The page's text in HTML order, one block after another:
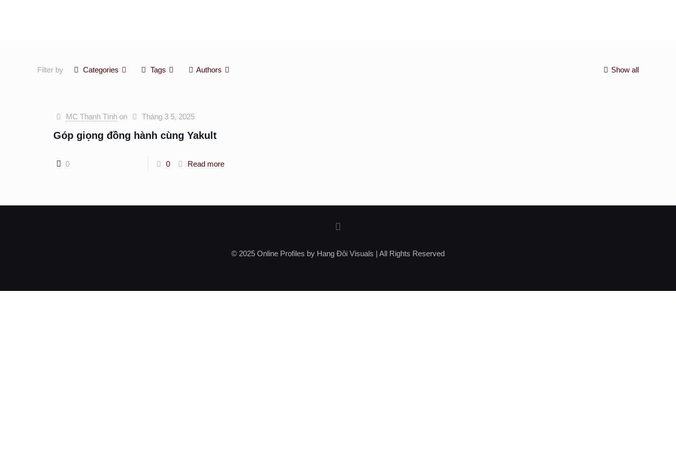
Filter by Categories Tags Authors Show all
MC Thanh Tình on Tháng 3 5, 2025
Góp giọng đồng hành cùng Yakult
0 0 Read more
© 2025 Online Profiles by Hang Đôi Visuals | All Rights Reserved